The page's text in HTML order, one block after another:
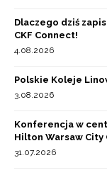
Dlaczego dziś
CKF Connect!
4.08.2026
Polskie Koleje
3.08.2026
Konferencja w
Hilton Warsaw City
31.07.2026